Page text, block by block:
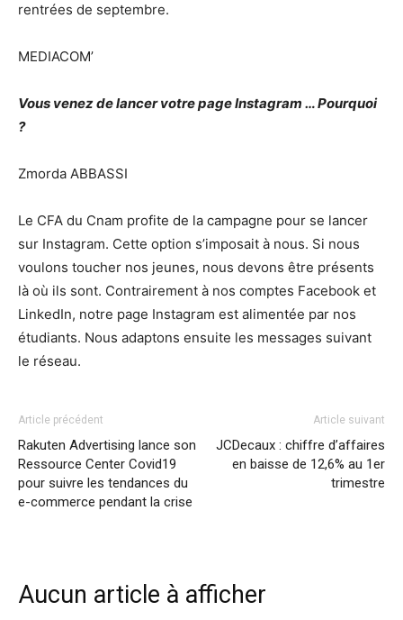
rentrées de septembre.
MEDIACOM’
Vous venez de lancer votre page Instagram … Pourquoi
?
Zmorda ABBASSI
Le CFA du Cnam profite de la campagne pour se lancer
sur Instagram. Cette option s’imposait à nous. Si nous
voulons toucher nos jeunes, nous devons être présents
là où ils sont. Contrairement à nos comptes Facebook et
LinkedIn, notre page Instagram est alimentée par nos
étudiants. Nous adaptons ensuite les messages suivant
le réseau.
Article précédent
Rakuten Advertising lance son
Ressource Center Covid19
pour suivre les tendances du
e-commerce pendant la crise
Article suivant
JCDecaux : chiffre d’affaires
en baisse de 12,6% au 1er
trimestre
Aucun article à afficher